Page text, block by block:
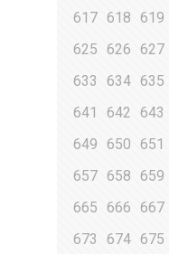
617 618 619
625
626 627
633
634 635
641
642 643
649
650 651
657 658 659
665
666 667
673
674 675